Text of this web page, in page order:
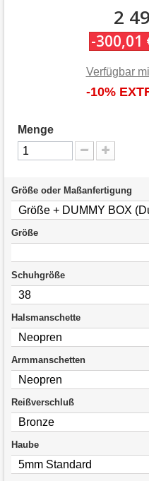
2
-300,01
Verfügbar
-10%
Menge
Größe oder Maßanfertigung
Größe
Schuhgröße
38
Halsmanschette
Neopren
Armmanschetten
Neopren
Reißverschluß
Bronze
Haube
5mm Standard